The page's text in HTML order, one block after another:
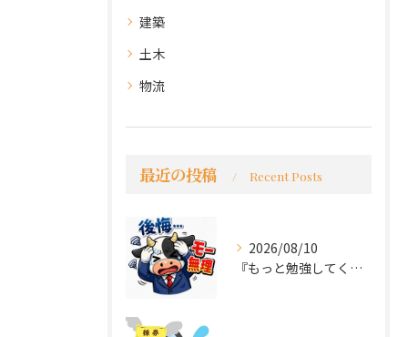
建築
土木
物流
最近の投稿 Recent Posts
2026/08/10
『もっと勉強してくれば良かった～後悔先にたたず』